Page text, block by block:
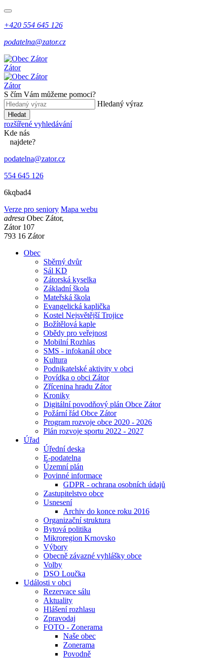
+420 554 645 126
podatelna@zator.cz
Zátor
Zátor
S čím Vám můžeme pomoci?
Hledaný výraz
Hledat
rozšířené vyhledávání
Kde nás
najdete?
podatelna@zator.cz
554 645 126
6kqbad4
Verze pro seniory Mapa webu
adresa Obec Zátor,
Zátor 107
793 16 Zátor
Obec
Sběrný dvůr
Sál KD
Zátorská kyselka
Základní škola
Mateřská škola
Evangelická kaplička
Kostel Nejsvětější Trojice
Božítělová kaple
Obědy pro veřejnost
Mobilní Rozhlas
SMS - infokanál obce
Kultura
Podnikatelské aktivity v obci
Povídka o obci Zátor
Zřícenina hradu Zátor
Kroniky
Digitální povodňový plán Obce Zátor
Požární řád Obce Zátor
Program rozvoje obce 2020 - 2026
Plán rozvoje sportu 2022 - 2027
Úřad
Úřední deska
E-podatelna
Územní plán
Povinné informace
GDPR - ochrana osobních údajů
Zastupitelstvo obce
Usnesení
Archiv do konce roku 2016
Organizační struktura
Bytová politika
Mikroregion Krnovsko
Výbory
Obecně závazné vyhlášky obce
Volby
DSO Loučka
Události v obci
Rezervace sálu
Aktuality
Hlášení rozhlasu
Zpravodaj
FOTO - Zonerama
Naše obec
Zonerama
Povodně